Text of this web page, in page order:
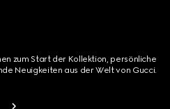
zum Start der Kollektion, persönliche
Neuigkeiten aus der Welt von Gucci.